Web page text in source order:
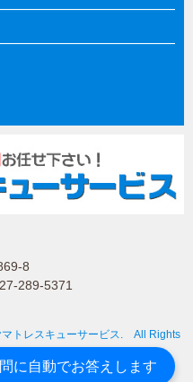
8
289-5371
トレスキューサービス. All Rights
に自動でお答えします